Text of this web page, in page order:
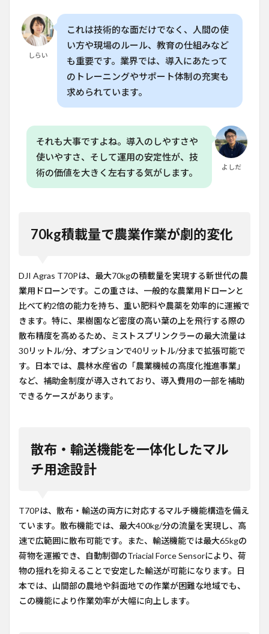
しらい
これは技術的な面だけでなく、人間の使
い方や現場のルール、教育の仕組みなど
も重要です。業界では、導入にあたって
のトレーニングやサポート体制の充実も
求められています。
よしだ
それも大事ですよね。導入のしやすさや
使いやすさ、そして運用の安定性が、技
術の価値を大きく左右する気がします。
70kg積載量で農業作業が劇的変化
DJI Agras T70Pは、最大70kgの積載量を実現する新世代の農
業用ドローンです。この重さは、一般的な農業用ドローンと
比べて約2倍の能力を持ち、重い肥料や農薬を効率的に運搬で
きます。特に、果樹園など密度の高い葉の上を飛行する際の
散布精度を高めるため、ミストスプリンクラーの最大流量は
30リットル/分、オプションで40リットル/分まで拡張可能で
す。日本では、農林水産省の「農業機械の高度化推進事業」
など、補助金制度が導入されており、導入費用の一部を補助
できるケースがあります。
散布・輸送機能を一体化したマル
チ用途設計
T70Pは、散布・輸送の両方に対応するマルチ機能構造を備え
ています。散布機能では、最大400kg/分の流量を実現し、高
速で広範囲に散布可能です。また、輸送機能では最大65kgの
荷物を運搬でき、自動制御のTriacial Force Sensorにより、荷
物の揺れを抑えることで安定した輸送が可能になります。日
本では、山間部の農地や斜面地での作業が困難な地域でも、
この機能により作業効率が大幅に向上します。